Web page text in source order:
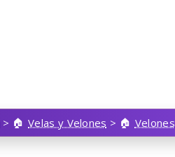
> Velas y Velones > Velones